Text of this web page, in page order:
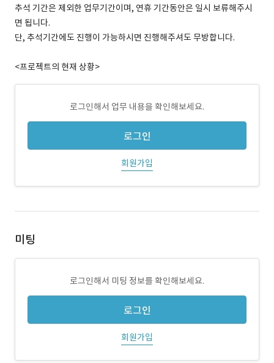
추석 기간은 제외한 업무기간이며, 연휴 기간동안은 일시 보류해주시
면 됩니다.
단, 추석기간에도 진행이 가능하시면 진행해주셔도 무방합니다.
<프로젝트의 현재 상황>
로그인해서 업무 내용을 확인해보세요.
로그인
회원가입
미팅
로그인해서 미팅 정보를 확인해보세요.
로그인
회원가입